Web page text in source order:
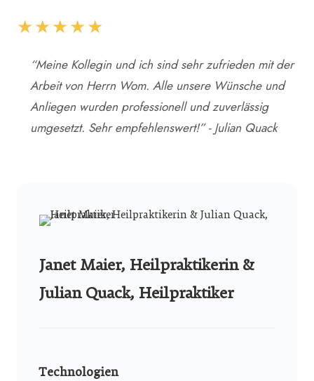
★★★★★
“Meine Kollegin und ich sind sehr zufrieden mit der
Arbeit von Herrn Wom. Alle unsere Wünsche und
Anliegen wurden professionell und zuverlässig
umgesetzt. Sehr empfehlenswert!” - Julian Quack
Janet Maier, Heilpraktikerin &
Julian Quack, Heilpraktiker
Technologien